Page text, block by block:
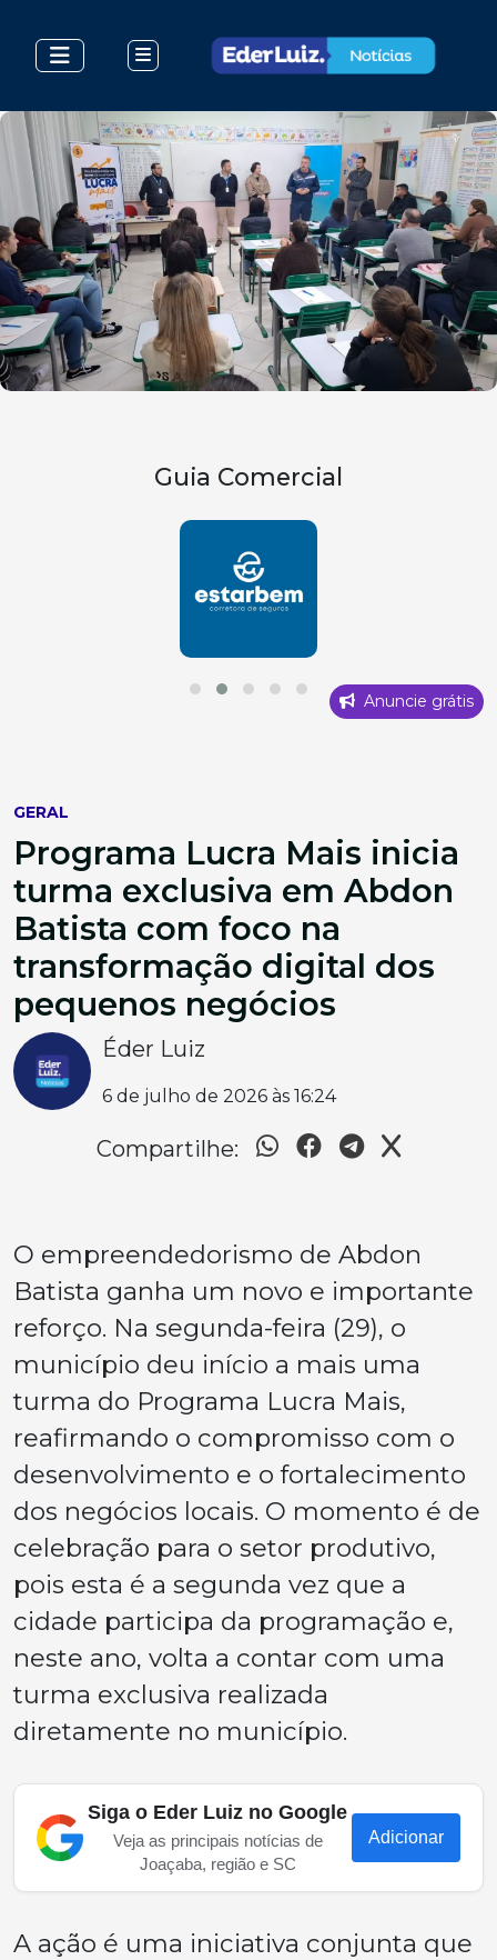
Guia Comercial
Anuncie grátis
GERAL
Programa Lucra Mais inicia
turma exclusiva em Abdon
Batista com foco na
transformação digital dos
pequenos negócios
Éder Luiz
6 de julho de 2026 às 16:24
Compartilhe:
O empreendedorismo de Abdon
Batista ganha um novo e importante
reforço. Na segunda-feira (29), o
município deu início a mais uma
turma do Programa Lucra Mais,
reafirmando o compromisso com o
desenvolvimento e o fortalecimento
dos negócios locais. O momento é de
celebração para o setor produtivo,
pois esta é a segunda vez que a
cidade participa da programação e,
neste ano, volta a contar com uma
turma exclusiva realizada
diretamente no município.
Siga o Eder Luiz no Google
Veja as principais notícias de
Joaçaba, região e SC
Adicionar
A ação é uma iniciativa conjunta que